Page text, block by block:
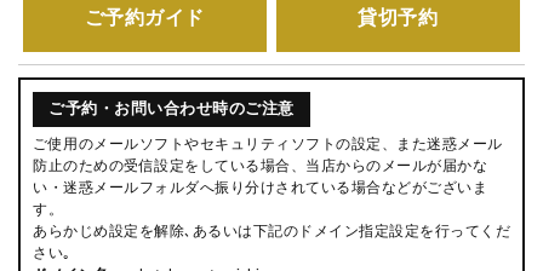
ご予約ガイド 貸切予約
ご予約・お問い合わせ時のご注意
ご使用のメールソフトやセキュリティソフトの設定、また迷惑メール
防止のための受信設定をしている場合、当店からのメールが届かな
い・迷惑メールフォルダへ振り分けされている場合などがございま
す。
あらかじめ設定を解除､あるいは下記のドメイン指定設定を行ってくだ
さい｡